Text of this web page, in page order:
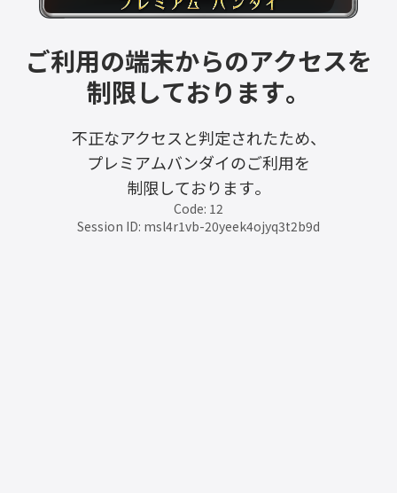
ご利用の端末からのアクセスを
制限しております。
不正なアクセスと判定されたため、
プレミアムバンダイのご利用を
制限しております。
Code: 12
Session ID: msl4r1vb-20yeek4ojyq3t2b9d